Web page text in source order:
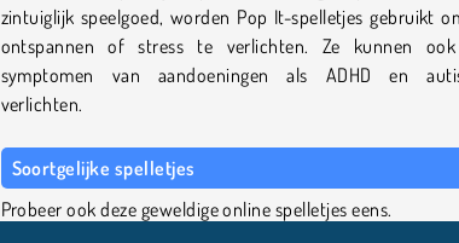
zintuiglijk speelgoed, worden Pop It-spelletjes gebruikt
ontspannen of stress te verlichten. Ze kunnen
symptomen van aandoeningen als ADHD en
verlichten.
Soortgelijke spelletjes
Probeer ook deze geweldige online spelletjes eens.